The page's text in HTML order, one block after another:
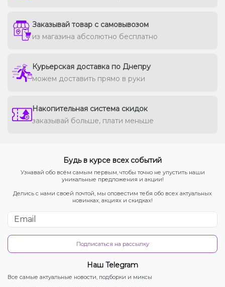
Заказывай товар с самовывозом
из магазина абсолютно бесплатно
Курьерская доставка по Днепру
можем доставить прямо в руки
Накопительная система скидок
заказывай больше, плати меньше
Будь в курсе всех событий
Узнавай обо всём самым первым, чтобы точно не упустить наши
уникальные предложения и акции!
Делись с нами своей почтой, мы оповестим тебя обо всех актуальных
новинках, акциях и скидках!
Подписаться на рассылку
Наш Telegram
Все самые актуальные новости, подборки и миксы